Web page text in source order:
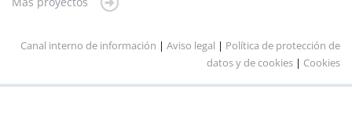
Canal interno de información | Aviso legal | Política de protección de
datos y de cookies | Cookies